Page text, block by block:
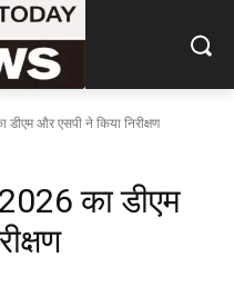
और एसपी ने किया निरीक्षण
का डीएम